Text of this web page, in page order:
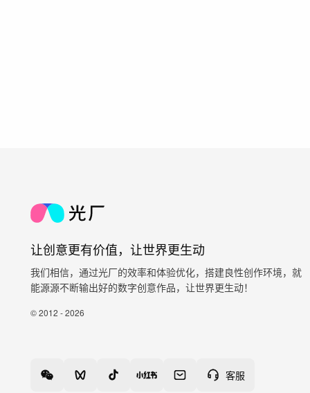
让创意更有价值，让世界更生动
我们相信，通过光厂的效率和体验优化，搭建良性创作环境，就
能源源不断输出好的数字创意作品，让世界更生动！
© 2012 - 2026
客服